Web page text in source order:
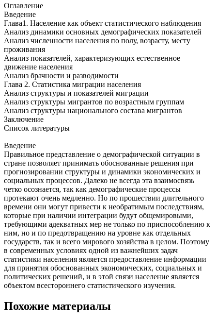
Оглавление
Введение
Глава1. Население как объект статистического наблюдения
Анализ динамики основных демографических показателей
Анализ численности населения по полу, возрасту, месту
проживания
Анализ показателей, характеризующих естественное
движение населения
Анализ брачности и разводимости
Глава 2. Статистика миграции населения
Анализ структуры и показателей миграции
Анализ структуры мигрантов по возрастным группам
Анализ структуры национального состава мигрантов
Заключение
Список литературы
Введение
Правильное представление о демографической ситуации в
стране позволяет принимать обоснованные решения при
прогнозировании структуры и динамики экономических и
социальных процессов. Далеко не всегда эта взаимосвязь
четко осознается, так как демографические процессы
протекают очень медленно. Но по прошествии длительного
времени они могут привести к необратимым последствиям,
которые при наличии интеграции будут общемировыми,
требующими адекватных мер не только по приспособлению к
ним, но и по предотвращению на уровне как отдельных
государств, так и всего мирового хозяйства в целом. Поэтому
в современных условиях одной из важнейших задач
статистики населения является предоставление информации
для принятия обоснованных экономических, социальных и
политических решений, и в этой связи население является
объектом всестороннего статистического изучения.
Похожие материалы